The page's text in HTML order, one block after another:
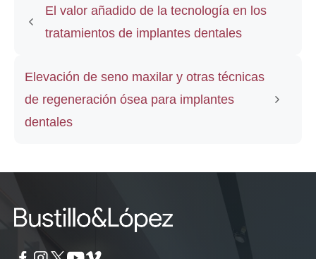
El valor añadido de la tecnología en los
tratamientos de implantes dentales
Elevación de seno maxilar y otras técnicas
de regeneración ósea para implantes
dentales